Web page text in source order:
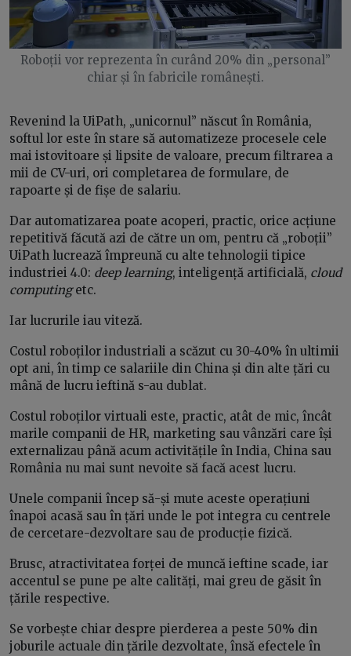
Roboții vor reprezenta în curând 20% din „personal”
chiar și în fabricile românești.
Revenind la UiPath, „unicornul” născut în România,
softul lor este în stare să automatizeze procesele cele
mai istovitoare și lipsite de valoare, precum filtrarea a
mii de CV-uri, ori completarea de formulare, de
rapoarte și de fișe de salariu.
Dar automatizarea poate acoperi, practic, orice acțiune
repetitivă făcută azi de către un om, pentru că „roboții”
UiPath lucrează împreună cu alte tehnologii tipice
industriei 4.0: deep learning, inteligență artificială, cloud
computingetc.
Iar lucrurile iau viteză.
Costul roboților industriali a scăzut cu 30-40% în ultimii
opt ani, în timp ce salariile din China și din alte țări cu
mână de lucru ieftină s-au dublat.
Costul roboților virtuali este, practic, atât de mic, încât
marile companii de HR, marketing sau vânzări care își
externalizau până acum activitățile în India, China sau
România nu mai sunt nevoite să facă acest lucru.
Unele companii încep să-și mute aceste operațiuni
înapoi acasă sau în țări unde le pot integra cu centrele
de cercetare-dezvoltare sau de producție fizică.
Brusc, atractivitatea forței de muncă ieftine scade, iar
accentul se pune pe alte calități, mai greu de găsit în
țările respective.
Se vorbește chiar despre pierderea a peste 50% din
joburile actuale din țările dezvoltate, însă efectele în